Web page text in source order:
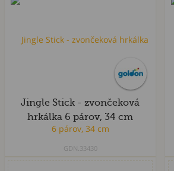
Jingle Stick - zvončeková
hrkálka 6 párov, 34 cm
GDN.33430